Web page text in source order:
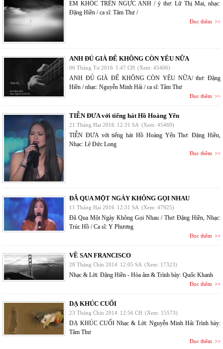
EM KHÓC TRÊN NGỰC ANH / ý thơ: Lữ Thị Mai, nhạc:
Đặng Hiền / ca sĩ: Tâm Thư /
Đọc thêm
ANH ĐỦ GIÀ ĐỂ KHÔNG CÒN YÊU NỮA
06 Tháng Tư 2016 1:47 CH (Xem: 45406)
ANH ĐỦ GIÀ ĐỂ KHÔNG CÒN YÊU NỮA/ thơ: Đặng
Hiền / nhạc: Nguyễn Minh Hải / ca sĩ: Tâm Thư
Đọc thêm
TIỄN ĐƯA với tiếng hát Hồ Hoàng Yến
21 Tháng Hai 2016 12:31 SA (Xem: 45469)
TIỄN ĐƯA với tiếng hát Hồ Hoàng Yến Thơ: Đặng Hiền,
Nhạc: Lê Đức Long
Đọc thêm
ĐÃ QUA MỘT NGÀY KHÔNG GỌI NHAU
11 Tháng Hai 2016 12:31 SA (Xem: 47925)
Đã Qua Một Ngày Không Gọi Nhau / Thơ: Đặng Hiền, Nhạc:
Trúc Hồ / Ca sĩ: Y Phương
Đọc thêm
VỀ SAN FRANCISCO
28 Tháng Chín 2014 12:05 SA (Xem: 17323)
Nhạc & Lời: Đặng Hiền - Hòa âm & Trình bày: Quốc Khanh
Đọc thêm
DẠ KHÚC CUỐI
23 Tháng Chín 2014 12:56 CH (Xem: 15573)
DẠ KHÚC CUỐI Nhạc & Lời: Nguyễn Minh Hải Trình bày:
Tâm Thư
Đọc thêm